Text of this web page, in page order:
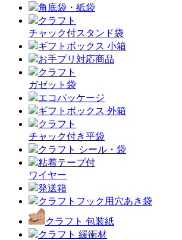
角底袋・紙袋
クラフト
チャック付スタンド袋
ギフトボックス 小箱
お手プリ対応商品
クラフト
ガゼット袋
エコパッケージ
ギフトボックス 外箱
クラフト
チャック付き平袋
クラフト シール・袋
粘着テープ付
ワイヤー
発送箱
クラフトフック用穴あき袋
クラフト 包装紙
クラフト 緩衝材